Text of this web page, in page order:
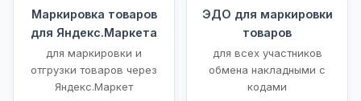
Маркировка товаров
для Яндекс.Маркета
для маркировки и
отгрузки товаров через
Яндекс.Маркет
ЭДО для маркировки
товаров
для всех участников
обмена накладными с
кодами